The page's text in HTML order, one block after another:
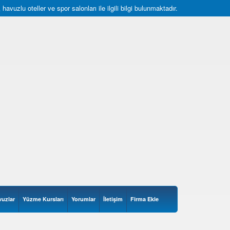
oteller ve spor salonları ile ilgili bilgi bulunmaktadır.
Yüzme Kursları Yorumlar İletişim Firma Ekle